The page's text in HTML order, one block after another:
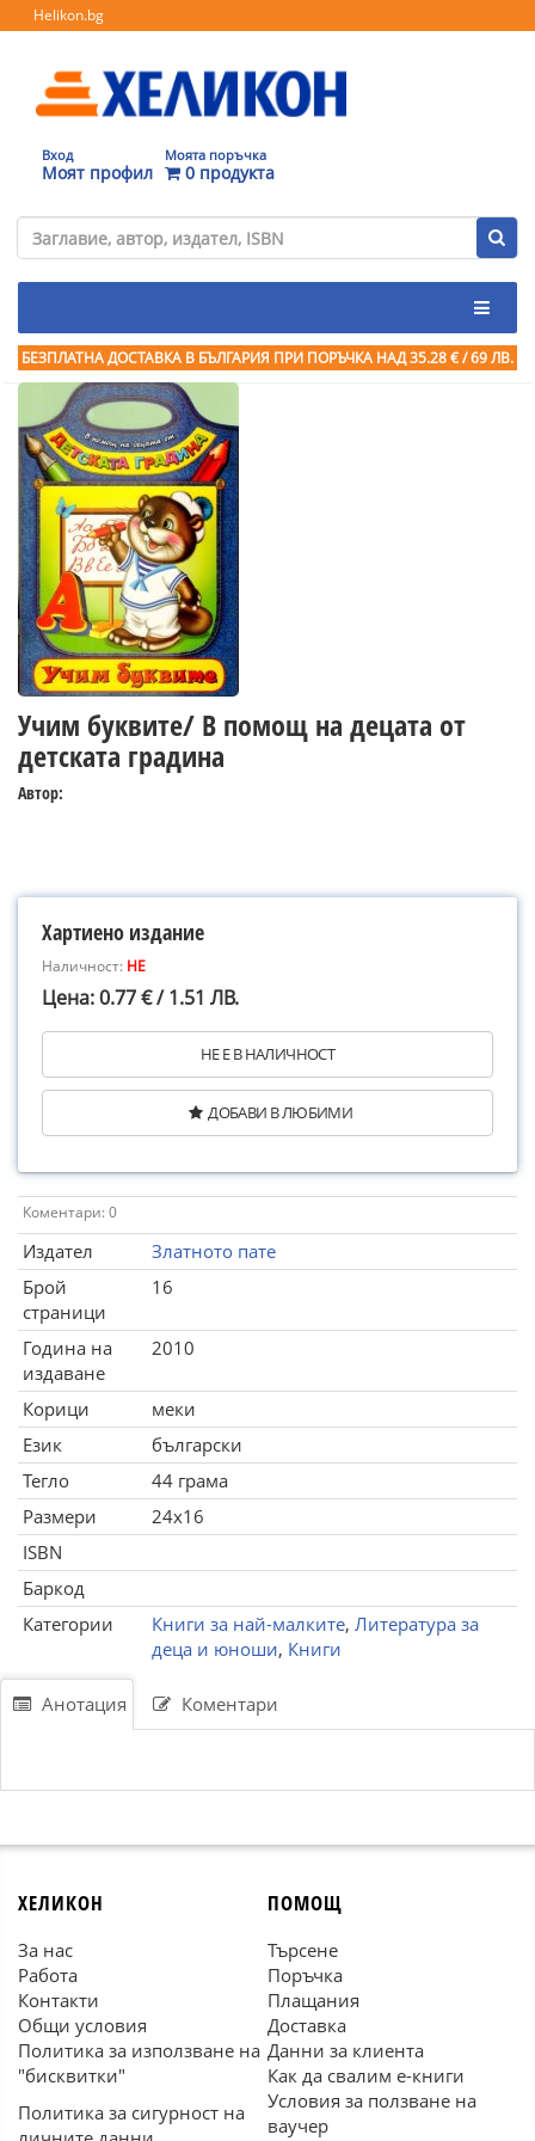
Helikon.bg
Вход
Моят профил
Моята поръчка
0 продукта
БЕЗПЛАТНА ДОСТАВКА В БЪЛГАРИЯ ПРИ ПОРЪЧКА НАД 35.28 € / 69 ЛВ.
Учим буквите/ В помощ на децата от
детската градина
Автор:
Хартиено издание
Наличност: НЕ
Цена: 0.77 € / 1.51 ЛВ.
НЕ Е В НАЛИЧНОСТ
ДОБАВИ В ЛЮБИМИ
Коментари: 0
Издател
Златното пате
Брой
страници
16
Година на
издаване
2010
Корици
меки
Език
български
Тегло
44 грама
Размери
24x16
ISBN
Баркод
Категории
Книги за най-малките, Литература за
деца и юноши, Книги
Анотация Коментари
ХЕЛИКОН
За нас
Работа
Контакти
Общи условия
Политика за използване на
"бисквитки"
Политика за сигурност на
ПОМОЩ
Търсене
Поръчка
Плащания
Доставка
Данни за клиента
Как да свалим е-книги
Условия за ползване на
ваучер